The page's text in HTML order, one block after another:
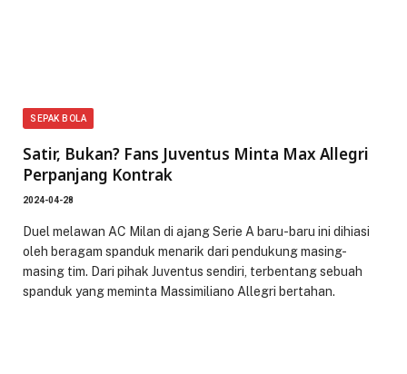
SEPAK BOLA
Satir, Bukan? Fans Juventus Minta Max Allegri
Perpanjang Kontrak
2024-04-28
Duel melawan AC Milan di ajang Serie A baru-baru ini dihiasi
oleh beragam spanduk menarik dari pendukung masing-
masing tim. Dari pihak Juventus sendiri, terbentang sebuah
spanduk yang meminta Massimiliano Allegri bertahan.